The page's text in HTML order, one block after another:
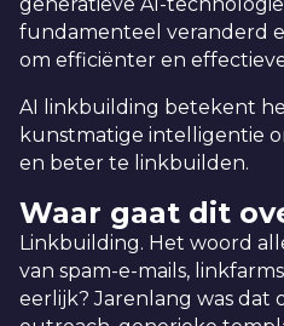
fundamenteel veranderd
om efficiënter en
AI linkbuilding betekent
kunstmatige intelligentie
en beter te linkbuilden.
Waar gaat dit
Linkbuilding. Het woord
van spam-e-mails,
eerlijk? Jarenlang was dat